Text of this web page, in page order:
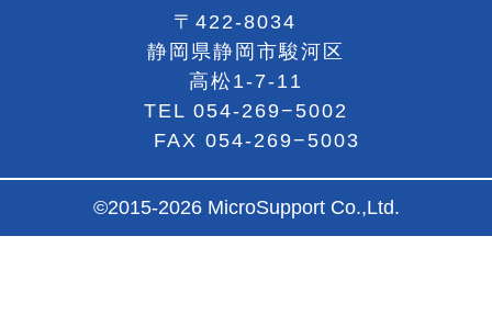
〒422-8034
静岡県静岡市駿河区
高松1-7-11
TEL 054-269−5002
FAX 054-269−5003
©2015-2026 MicroSupport Co.,Ltd.